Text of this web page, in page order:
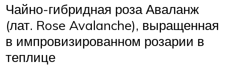
Чайно-гибридная роза Аваланж
(лат. Rose Avalanche), выращенная
в импровизированном розарии в
теплице